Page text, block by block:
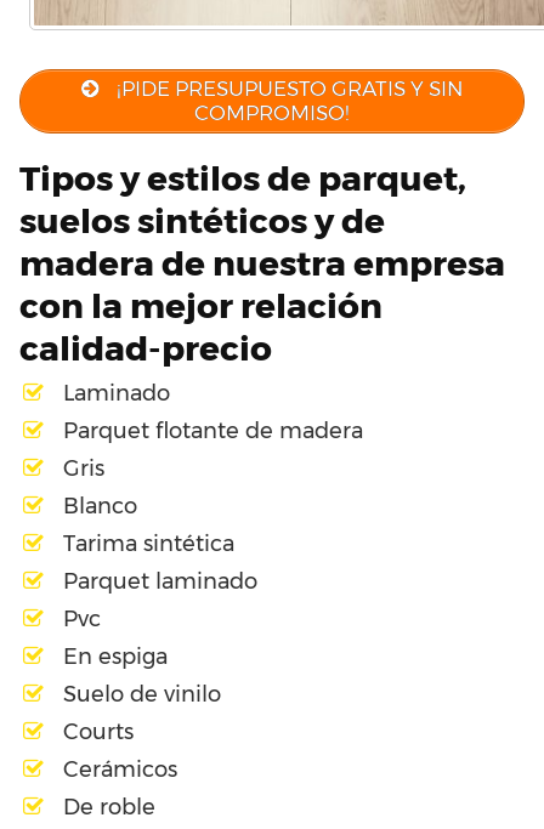
¡PIDE PRESUPUESTO GRATIS Y SIN
COMPROMISO!
Tipos y estilos de parquet,
suelos sintéticos y de
madera de nuestra empresa
con la mejor relación
calidad-precio
Laminado
Parquet flotante de madera
Gris
Blanco
Tarima sintética
Parquet laminado
Pvc
En espiga
Suelo de vinilo
Courts
Cerámicos
De roble